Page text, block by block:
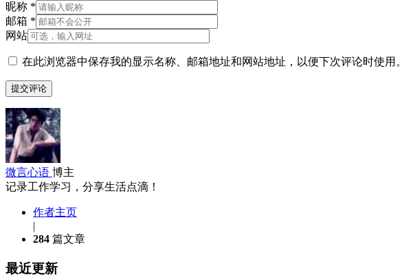
昵称 *
邮箱 *
网站
在此浏览器中保存我的显示名称、邮箱地址和网站地址，以便下次评论时使用。
微言心语 博主
记录工作学习，分享生活点滴！
作者主页
|
284 篇文章
最近更新